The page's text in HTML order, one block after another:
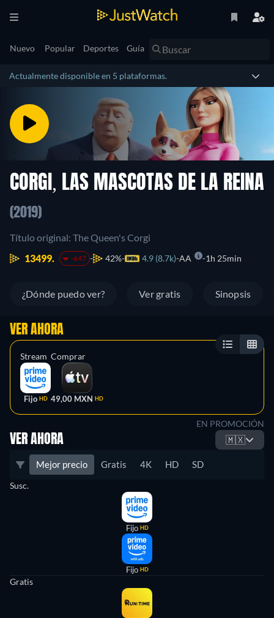
Nuevo Popular Deportes Guía
Actualmente disponible en 5 plataformas.
CORGI, LAS MASCOTAS DE LA REINA
(2019)
Título original: The Queen's Corgi
13499.
-647 42% 4.9 (8.7k) AA 1h 25min
¿Dónde puedo ver? Ver gratis Sinopsis
VER AHORA
Stream
Fijo HD
Comprar
49,00 MXN HD
EN PROMOCIÓN
VER AHORA 🇲🇽
Mejor precio Gratis 4K HD SD
Susc.
Fijo HD
Fijo HD
Gratis